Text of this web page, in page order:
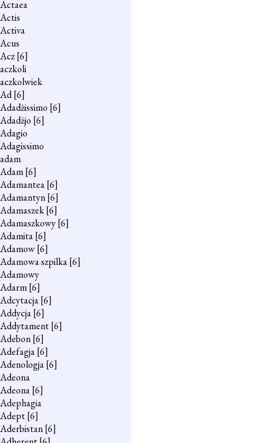
Actaea
Actis
Activa
Acus
Acz[6]
aczkoli
aczkolwiek
Ad[6]
Adadżissimo [6]
Adadżjo [6]
Adagio
Adagissimo
adam
Adam[6]
Adamantea[6]
Adamantyn[6]
Adamaszek[6]
Adamaszkowy[6]
Adamita[6]
Adamow[6]
Adamowa szpilka[6]
Adamowy
Adarm[6]
Adcytacja[6]
Addycja[6]
Addytament[6]
Adebon[6]
Adefagja[6]
Adenologja[6]
Adeona
Adeona[6]
Adephagia
Adept[6]
Aderbistan[6]